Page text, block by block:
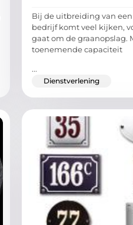
Bij de uitbreiding van een
bedrijf komt veel kijken,
gaat om de graanopslag.
toenemende capaciteit
...
Dienstverlening